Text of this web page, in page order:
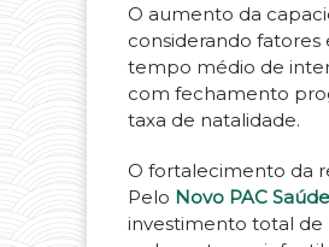
O aumento da
considerando
tempo médio de
com fechamento
taxa de natalidade.
O fortalecimento da
Pelo Novo PAC Saúde
investimento total de